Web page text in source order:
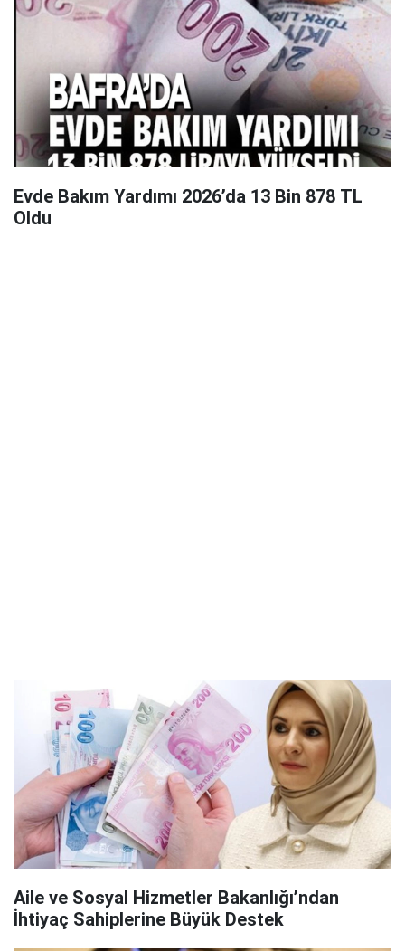
Evde Bakım Yardımı 2026’da 13 Bin 878 TL
Oldu
Aile ve Sosyal Hizmetler Bakanlığı’ndan
İhtiyaç Sahiplerine Büyük Destek